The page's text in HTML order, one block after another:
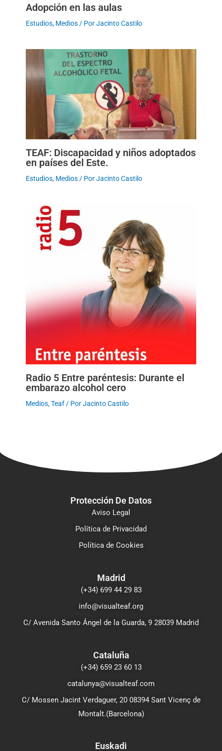
Adopción en las aulas
Estudios, Medios/ PorJacinto Castilo
TEAF: Discapacidad y niños adoptados
en países del Este.
Estudios, Medios/ PorJacinto Castilo
Radio 5 Entre paréntesis: Durante el
embarazo alcohol cero
Medios,Teaf/ PorJacinto Castilo
Protección De Datos
Aviso Legal
Política de Privacidad
Política de Cookies
Madrid
(+34) 699 44 29 83
info@visualteaf.org
C/ Avenida Santo Ángel de la Guarda, 9 28039 Madrid
Cataluña
(+34) 659 23 60 13
catalunya@visualteaf.com
C/ Mossen Jacint Verdaguer, 20 08394 Sant Vicenç de
Montalt.(Barcelona)
Euskadi